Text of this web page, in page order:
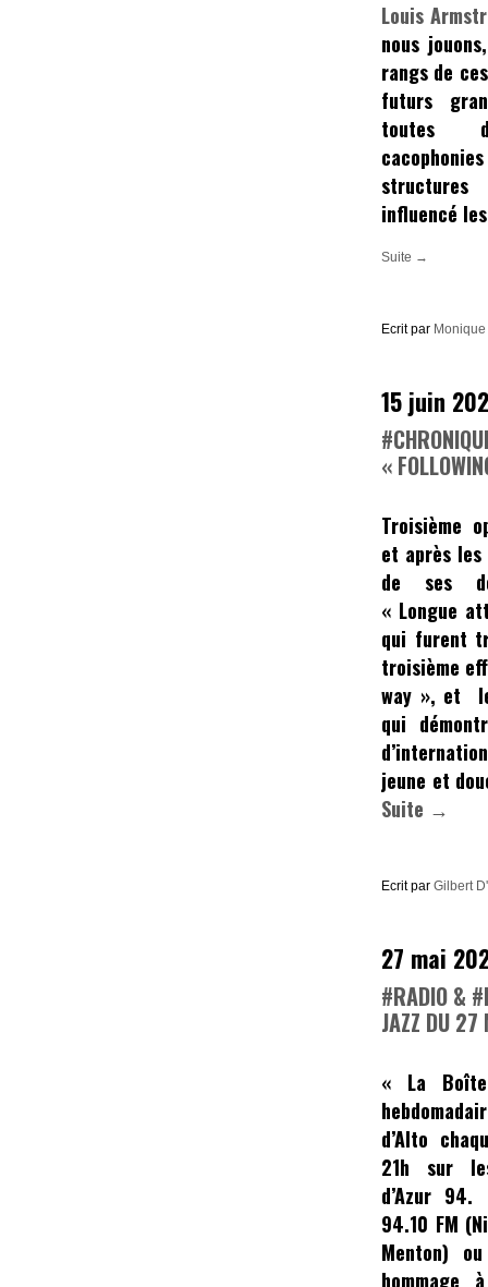
Louis
nous
rangs de
futurs
toutes
influencé
Suite →
Ecrit par
15 juin
«
Troisième
et après les
de ses
« Longue
qui furent
troisième
way », et
qui
jeune et
Suite →
Ecrit par Gilbert
27 mai
#RADIO &
JAZZ DU
« La
d’Alto
21h sur
d’Azur 94.
94.10 FM
Menton)
hommage